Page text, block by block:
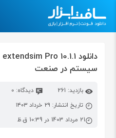
سیستم در صنعت
بازدید: 261 دیدگاه: 0
تاریخ انتشار: ۲۹ خرداد ۱۴۰۳
21 مرداد 1403 در 10:39 ق.ظ